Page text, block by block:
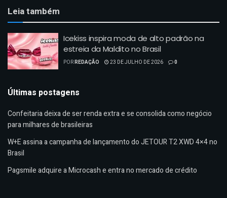
Leia também
Icekiss inspira moda de alto padrão na
estreia da Maldito no Brasil
PORREDAÇÃO 23 DE JULHO DE 2026 0
Últimas postagens
Confeitaria deixa de ser renda extra e se consolida como negócio
para milhares de brasileiras
W+E assina a campanha de lançamento do JETOUR T2 XWD 4×4 no
Brasil
Pagsmile adquire a Microcash e entra no mercado de crédito